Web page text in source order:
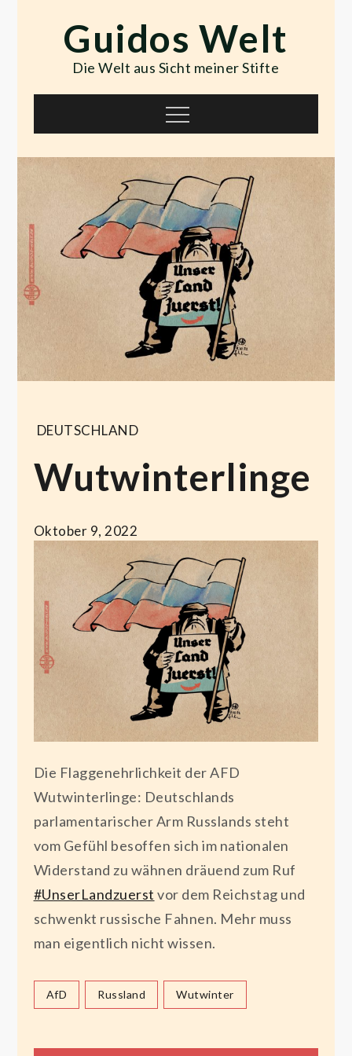
contentGuidos Welt
Die Welt aus Sicht meiner Stifte
Menu
DEUTSCHLAND
Wutwinterlinge
Oktober 9, 2022
Die Flaggenehrlichkeit der AFD
Wutwinterlinge: Deutschlands
parlamentarischer Arm Russlands steht
vom Gefühl besoffen sich im nationalen
Widerstand zu wähnen dräuend zum Ruf
#UnserLandzuerst vor dem Reichstag und
schwenkt russische Fahnen. Mehr muss
man eigentlich nicht wissen.
AfD Russland Wutwinter